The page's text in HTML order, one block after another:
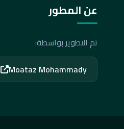
عن المطور
تم التطوير بواسطة:
Moataz Mohammady